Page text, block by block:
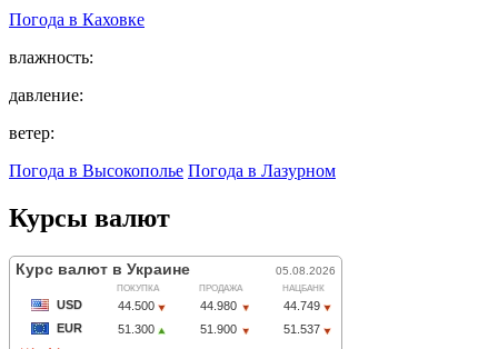
Погода в Каховке
влажность:
давление:
ветер:
Погода в Высокополье Погода в Лазурном
Курсы валют